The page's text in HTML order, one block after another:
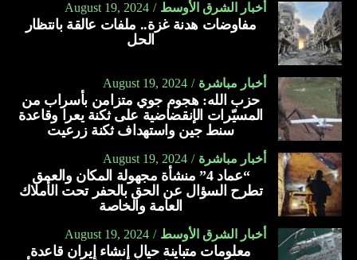
أخبار الشرق الأوسط August 19, 2024
مفاوضات هدنة غزة.. ملفات عالقة بانتظار
الحل
أخبار مباشرة August 19, 2024
حزب الله: هجوم جوي متزامن بأسراب من
المسيّرات الإنقضاضية على ثكنة يعرا وقاعدة
سنط جين واستهداف ثكنة زرعيت
أخبار مباشرة August 19, 2024
“عماد 4” منشأة مجهولة المكان والعمق
تطرح السؤال عن الحق بالحفر تحت الأملاك
العامة والخاصة
أخبار الشرق الأوسط August 19, 2024
معلومات متباينة حيال إنشاء إيران قاعدة